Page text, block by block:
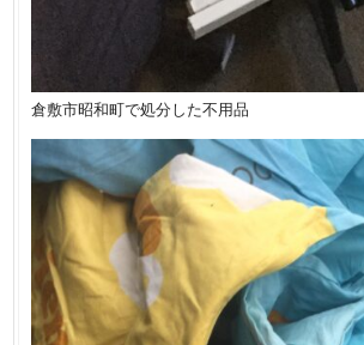
倉敷市昭和町で処分した不用品